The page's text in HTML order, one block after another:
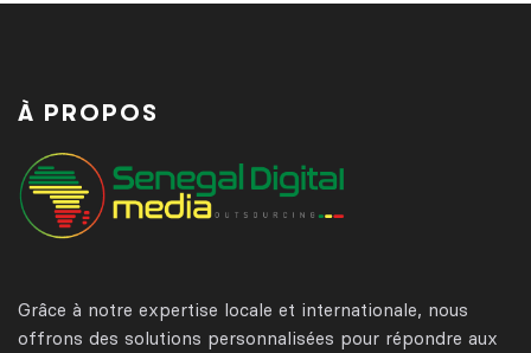
À PROPOS
Grâce à notre expertise locale et internationale, nous
offrons des solutions personnalisées pour répondre aux